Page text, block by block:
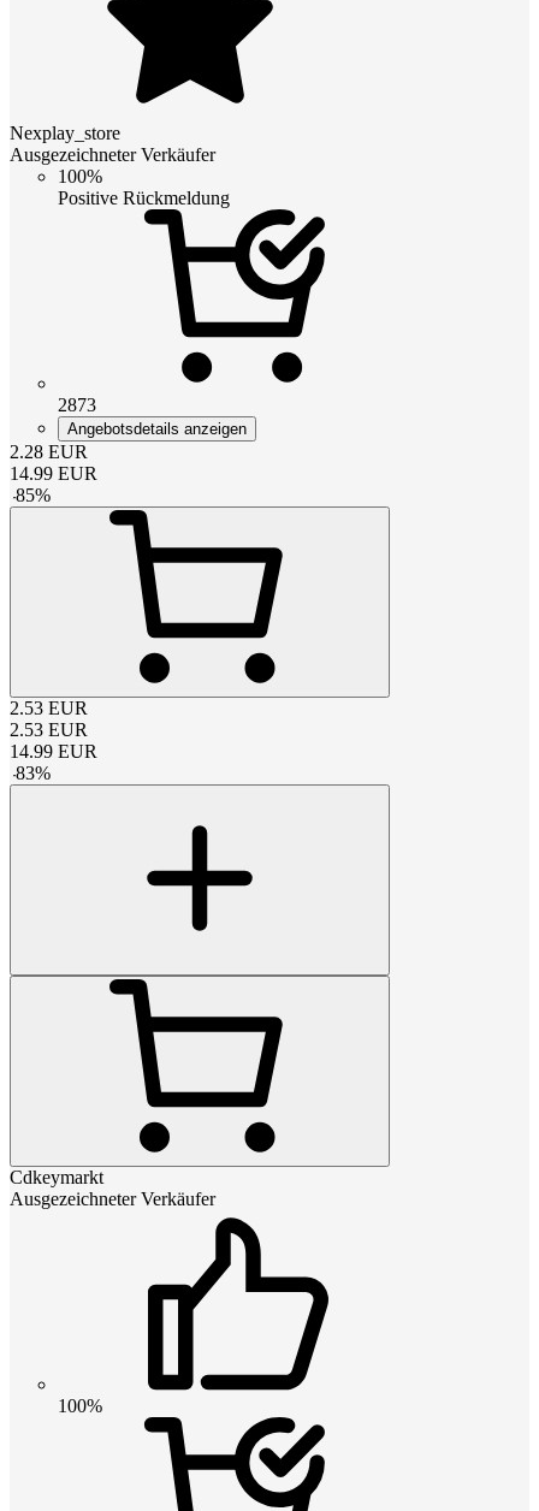
Nexplay_store
Ausgezeichneter Verkäufer
100%
Positive Rückmeldung
2873
Angebotsdetails anzeigen
2.28 EUR
14.99 EUR
-85%
2.53 EUR
2.53 EUR
14.99 EUR
-83%
Cdkeymarkt
Ausgezeichneter Verkäufer
100%